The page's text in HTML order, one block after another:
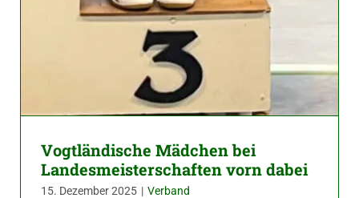
Vogtländische Mädchen bei
Landesmeisterschaften vorn dabei
15. Dezember 2025 | Verband